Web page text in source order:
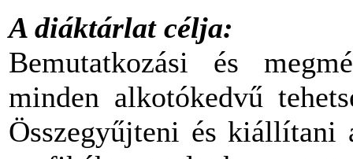
A diáktárlat célja:
Bemutatkozási és
minden alkotókedvű
Összegyűjteni és kiállítani